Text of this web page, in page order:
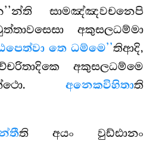
සාමඤ්ඤවචනෙපි
අකුසලධම්මා
තෙ ධම්මෙ’’තිආදි,
අකුසලධම්මෙ
අනෙකවිහිතාති
ති අයං වුඩ්ඪානං